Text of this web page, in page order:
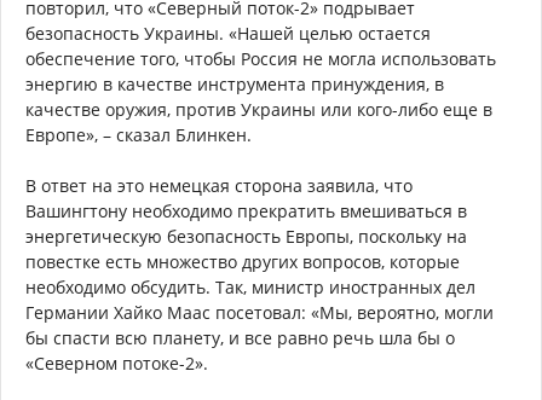
повторил, что «Северный поток-2» подрывает
безопасность Украины. «Нашей целью остается
обеспечение того, чтобы Россия не могла использовать
энергию в качестве инструмента принуждения, в
качестве оружия, против Украины или кого-либо еще в
Европе», – сказал Блинкен.
В ответ на это немецкая сторона заявила, что
Вашингтону необходимо прекратить вмешиваться в
энергетическую безопасность Европы, поскольку на
повестке есть множество других вопросов, которые
необходимо обсудить. Так, министр иностранных дел
Германии Хайко Маас посетовал: «Мы, вероятно, могли
бы спасти всю планету, и все равно речь шла бы о
«Северном потоке-2».